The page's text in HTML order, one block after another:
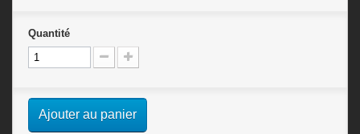
Quantité
Ajouter au panier